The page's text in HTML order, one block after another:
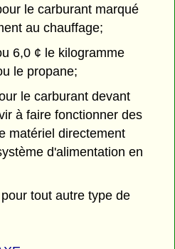
le carburant marqué
au chauffage;
6,0 ¢ le kilogramme
le propane;
le carburant devant
à faire fonctionner des
matériel directement
d'alimentation en
tout autre type de